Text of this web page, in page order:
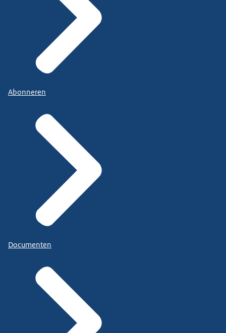
Abonneren
Documenten